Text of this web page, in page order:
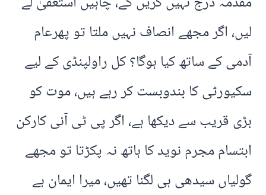
لیں، اگر مجھے انصاف نہیں ملتا تو پھرعام
آدمی کے ساتھ کیا ہوگا؟ کل راولپنڈی کے لیے
سکیورٹی کا بندوبست کر رہے ہیں، موت کو
بڑی قریب سے دیکھا ہے، اگر پی ٹی آئی کارکن
ابتسام مجرم نوید کا ہاتھ نہ پکڑتا تو مجھے
گولیاں سیدھی ہی لگنا تھیں، میرا ایمان ہے